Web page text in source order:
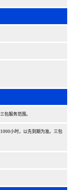
包服务范围。
小时，以先到期为准。三包